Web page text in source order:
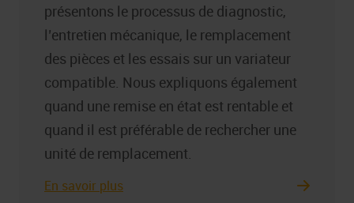
présentons le processus de diagnostic,
l’entretien mécanique, le remplacement
des pièces et les essais sur un variateur
compatible. Nous expliquons également
quand une remise en état est rentable et
quand il est préférable de rechercher une
unité de remplacement.
En savoir plus